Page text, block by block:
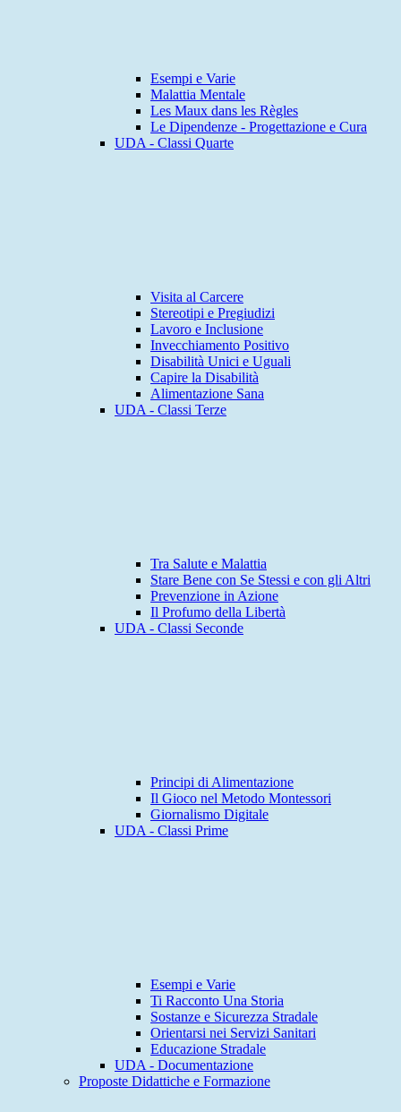
Esempi e Varie
Malattia Mentale
Les Maux dans les Règles
Le Dipendenze - Progettazione e Cura
UDA - Classi Quarte
Visita al Carcere
Stereotipi e Pregiudizi
Lavoro e Inclusione
Invecchiamento Positivo
Disabilità Unici e Uguali
Capire la Disabilità
Alimentazione Sana
UDA - Classi Terze
Tra Salute e Malattia
Stare Bene con Se Stessi e con gli Altri
Prevenzione in Azione
Il Profumo della Libertà
UDA - Classi Seconde
Principi di Alimentazione
Il Gioco nel Metodo Montessori
Giornalismo Digitale
UDA - Classi Prime
Esempi e Varie
Ti Racconto Una Storia
Sostanze e Sicurezza Stradale
Orientarsi nei Servizi Sanitari
Educazione Stradale
UDA - Documentazione
Proposte Didattiche e Formazione